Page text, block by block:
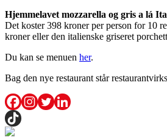
Hjemmelavet mozzarella og gris a lá
Det koster 398 kroner per person for 10
kroner eller den italienske griseret
Du kan se menuen her.
Bag den nye restaurant står